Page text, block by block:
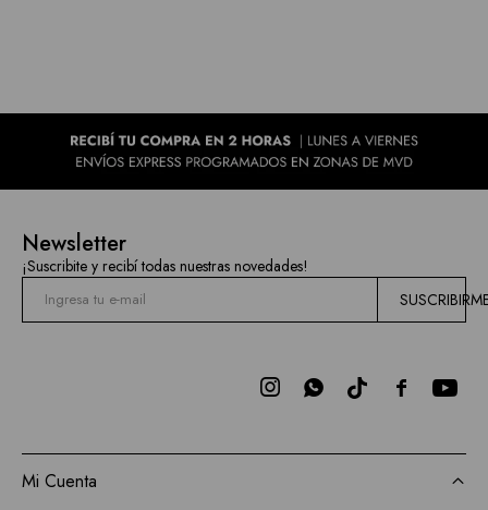
Newsletter
¡Suscribite y recibí todas nuestras novedades!

 
Mi Cuenta